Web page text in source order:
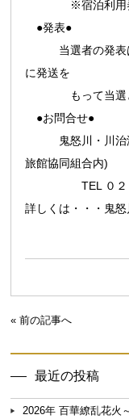
※宿泊利用券に
●発表●
当選者の発表は
に発送を
もって当選とか
●お問合せ●
鬼怒川・川治温
旅館協同組合内)
TEL ０２８８
詳しくは・・・ 鬼
« 前の記事へ
最近の投稿
2026年 百華繚乱花火